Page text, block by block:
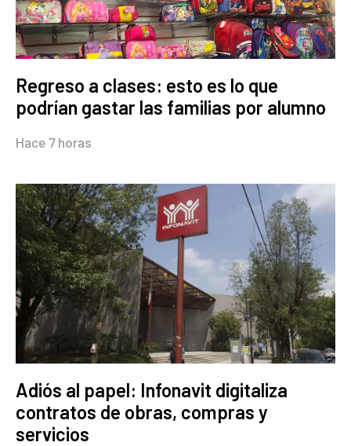
Regreso a clases: esto es lo que
podrían gastar las familias por alumno
Hace 7 horas
Adiós al papel: Infonavit digitaliza
contratos de obras, compras y
servicios